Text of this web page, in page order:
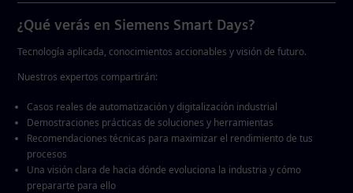
¿Qué verás en Siemens Smart Days?
Tecnología aplicada, conocimientos accionables y visión de futuro.
Nuestros expertos compartirán:
Casos reales de automatización y digitalización industrial
Demostraciones prácticas de soluciones y herramientas
Recomendaciones técnicas para maximizar el rendimiento de tus
procesos
Unavisión clara de hacia dónde evoluciona la industria y cómo
prepararte para ello